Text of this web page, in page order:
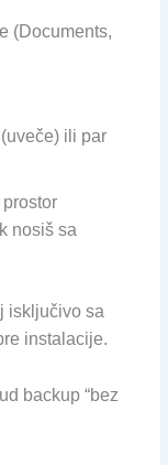
(Documents,
ili par
nosiš sa
isključivo sa
instalacije.
backup “bez